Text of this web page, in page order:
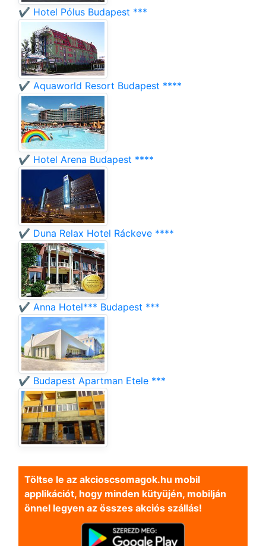
✔️ Hotel Pólus Budapest ***
✔️ Aquaworld Resort Budapest ****
✔️ Hotel Arena Budapest ****
✔️ Duna Relax Hotel Ráckeve ****
✔️ Anna Hotel*** Budapest ***
✔️ Budapest Apartman Etele ***
Töltse le az akcioscsomagok.hu mobil
applikációt, hogy minden kütyüjén, mobilján
önnel legyen az összes akciós szállás!